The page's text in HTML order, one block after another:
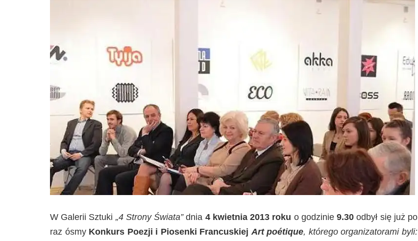
W Galerii Sztuki „4 Strony Świata”dnia 4 kwietnia 2013 roku o godzinie9.30odbył się już po
raz ósmy Konkurs Poezji i Piosenki FrancuskiejArt poétique, którego organizatorami byli: